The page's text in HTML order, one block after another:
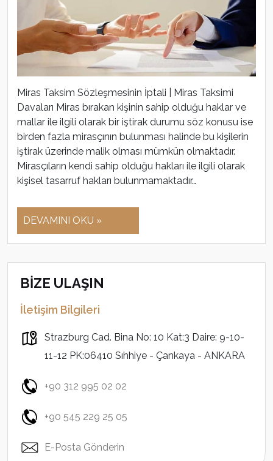
Miras Taksim Sözleşmesinin İptali | Miras Taksimi
Davaları Miras bırakan kişinin sahip olduğu haklar ve
mallar ile ilgili olarak bir iştirak durumu söz konusu ise
birden fazla mirasçının bulunması halinde bu kişilerin
iştirak üzerinde malik olması mümkün olmaktadır.
Mirasçıların kendi sahip olduğu hakları ile ilgili olarak
kişisel tasarruf hakları bulunmamaktadır…
DEVAMINI OKU »
BİZE ULAŞIN
İletişim Bilgileri
Strazburg Cad. Bina No: 10 Kat:3 Daire: 9-10-
11-12 PK:06410 Sıhhiye - Çankaya - ANKARA
+90 312 995 02 02
+90 545 229 25 05
E-Posta Gönderin